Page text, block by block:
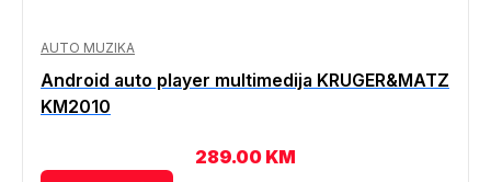
AUTO MUZIKA
Android auto player multimedija KRUGER&MATZ
KM2010
289.00 KM